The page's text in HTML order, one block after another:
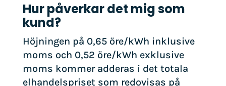
Hur påverkar det mig som
kund?
Höjningen på 0,65 öre/kWh inklusive
moms och 0,52 öre/kWh exklusive
moms kommer adderas i det totala
elhandelspriset som redovisas på